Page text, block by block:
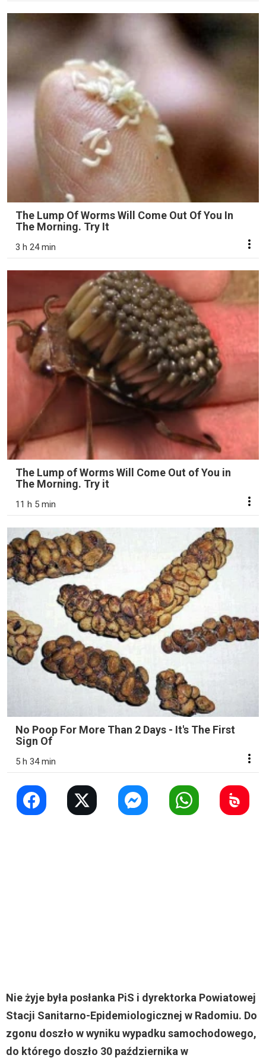
The Lump Of Worms Will Come Out Of You In
The Morning. Try It
3 h 24 min
The Lump of Worms Will Come Out of You in
The Morning. Try it
11 h 5 min
No Poop For More Than 2 Days - It's The First
Sign Of
5 h 34 min
Nie żyje była posłanka PiS i dyrektorka Powiatowej
Stacji Sanitarno-Epidemiologicznej w Radomiu. Do
zgonu doszło w wyniku wypadku samochodowego,
do którego doszło 30 października w